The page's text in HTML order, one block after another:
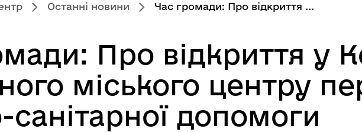
Останні новини Час громади: Про відкриття ...
Про відкриття у
міського центру
допомоги